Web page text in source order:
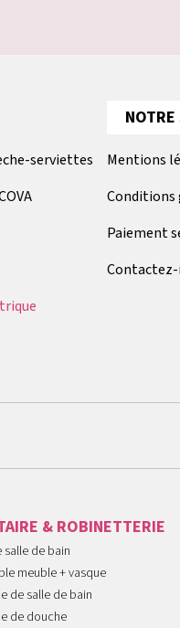
serviettes
Mentions
Conditions
Paiement
& ROBINETTERIE
salle de bain
meuble + vasque
de salle de bain
de douche